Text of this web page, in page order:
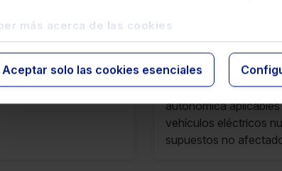
más acerca de las cookies
Aceptar solo las cookies esenciales
el depósito
la
de
05 de Abril de
de 2022)
1-1-2023 se crea el
de residuos en
y la coincineración
vehículos
Debido a las
campaña del IRPF, y
colisión entre las
autonómica
vehículos eléctricos
supuestos no